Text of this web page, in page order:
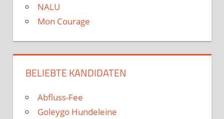
NALU
Mon Courage
BELIEBTE KANDIDATEN
Abfluss-Fee
Goleygo Hundeleine